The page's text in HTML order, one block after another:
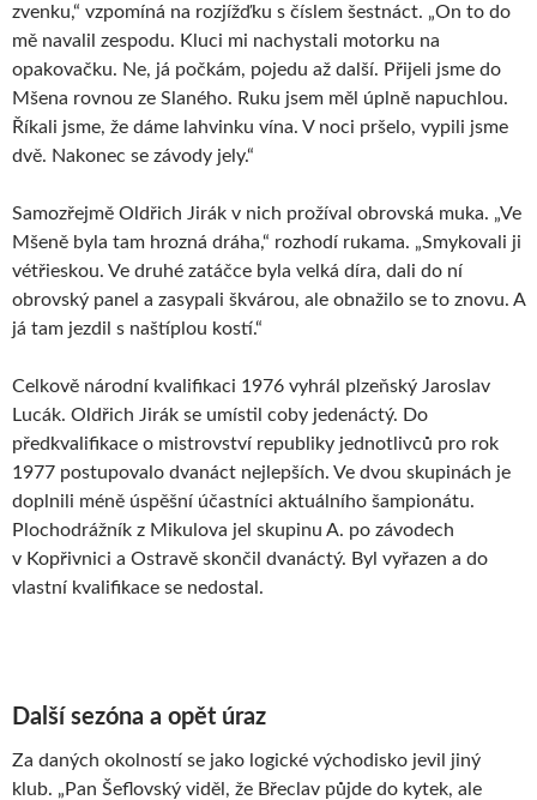
zvenku,“ vzpomíná na rozjížďku s číslem šestnáct. „On to do
mě navalil zespodu. Kluci mi nachystali motorku na
opakovačku. Ne, já počkám, pojedu až další. Přijeli jsme do
Mšena rovnou ze Slaného. Ruku jsem měl úplně napuchlou.
Říkali jsme, že dáme lahvinku vína. V noci pršelo, vypili jsme
dvě. Nakonec se závody jely.“
Samozřejmě Oldřich Jirák v nich prožíval obrovská muka. „Ve
Mšeně byla tam hrozná dráha,“ rozhodí rukama. „Smykovali ji
vétřieskou. Ve druhé zatáčce byla velká díra, dali do ní
obrovský panel a zasypali škvárou, ale obnažilo se to znovu. A
já tam jezdil s naštíplou kostí.“
Celkově národní kvalifikaci 1976 vyhrál plzeňský Jaroslav
Lucák. Oldřich Jirák se umístil coby jedenáctý. Do
předkvalifikace o mistrovství republiky jednotlivců pro rok
1977 postupovalo dvanáct nejlepších. Ve dvou skupinách je
doplnili méně úspěšní účastníci aktuálního šampionátu.
Plochodrážník z Mikulova jel skupinu A. po závodech
v Kopřivnici a Ostravě skončil dvanáctý. Byl vyřazen a do
vlastní kvalifikace se nedostal.
Další sezóna a opět úraz
Za daných okolností se jako logické východisko jevil jiný
klub. „Pan Šeflovský viděl, že Břeclav půjde do kytek, ale